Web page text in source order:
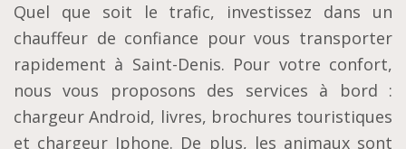
Quel que soit le trafic, investissez dans un
chauffeur de confiance pour vous transporter
rapidement à Saint-Denis. Pour votre confort,
nous vous proposons des services à bord :
chargeur Android, livres, brochures touristiques
et chargeur Iphone. De plus, les animaux sont